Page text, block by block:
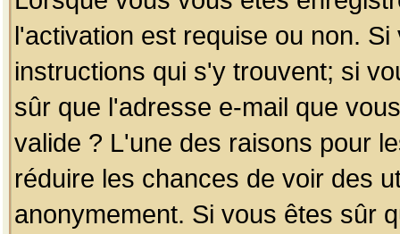
l'activation est requise ou non.
instructions qui s'y trouvent; si
sûr que l'adresse e-mail que
valide ? L'une des raisons pour
réduire les chances de voir des
anonymement. Si vous êtes sûr